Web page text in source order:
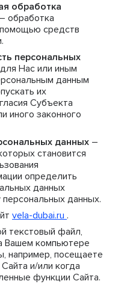
обработка
– обработка
средств
персональных
Нас или иным
данным
их
Субъекта
иного законного
данных –
становится
определить
данных
данных.
vela-dubai.ru .
текстовый файл,
Вашем компьютере
например, посещаете
и/или когда
функции Сайта.